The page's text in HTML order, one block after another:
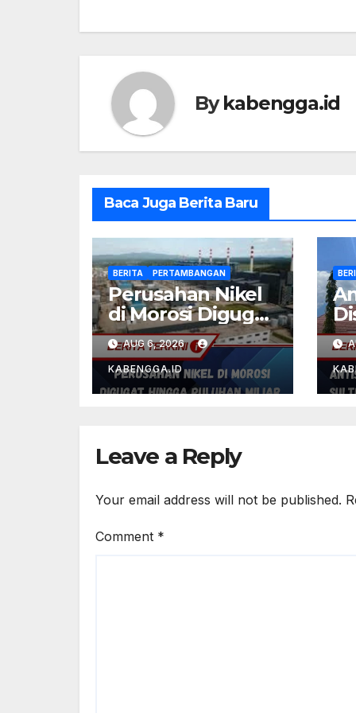
Bykabengga.id
Baca Juga Berita Baru
BERITA PERTAMBANGAN
Perusahan Nikel
di Morosi Digugat
Hingga Puluhan
Miliar
AUG 6, 2026
KABENGGA.ID
Leave a Reply
Your email address will not be published.
Comment *